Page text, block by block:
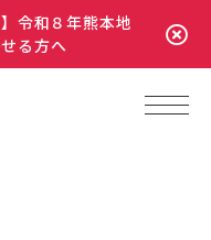
令和８年熊本地
る方へ